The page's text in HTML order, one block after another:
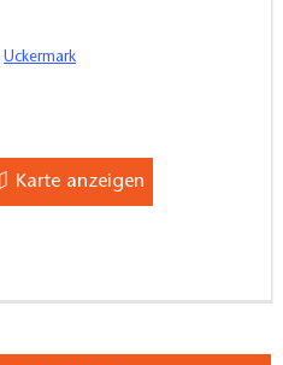
Uckermark
Karte anzeigen